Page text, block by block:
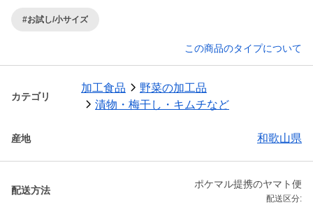
#お試し/小サイズ
この商品のタイプについて
カテゴリ
加工食品
野菜の加工品
漬物・梅干し・キムチなど
産地 和歌山県
配送方法
ポケマル提携のヤマト便
配送区分: